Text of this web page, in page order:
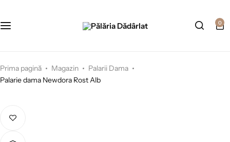
0
Prima pagină Magazin
Palarii Dama
Palarie dama Newdora Rost Alb